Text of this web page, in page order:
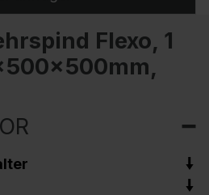
Flexo, 1